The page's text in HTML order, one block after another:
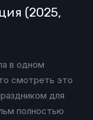
(2025,
в одном
смотреть это
для
полностью